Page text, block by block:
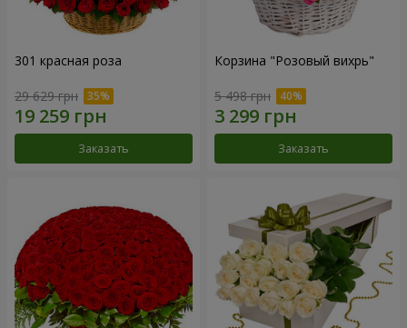
301 красная роза
29 629 грн
Заказать
Корзина "Розовый вихрь"
5 498 грн
Заказать